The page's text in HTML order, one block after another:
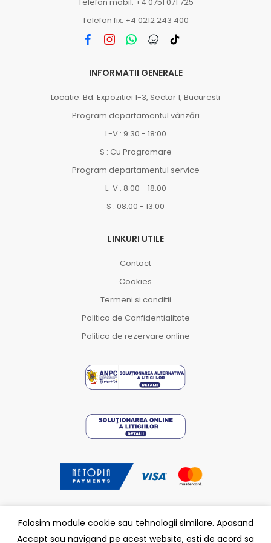
Telefon fix: +4 0212 243 400
INFORMATII GENERALE
Locatie: Bd. Expozitiei 1-3, Sector 1, Bucuresti
Program departamentul vânzări
L-V : 9:30 - 18:00
S : Cu Programare
Program departamentul service
L-V : 8:00 - 18:00
S : 08:00 - 13:00
LINKURI UTILE
Contact
Cookies
Termeni si conditii
Politica de Confidentialitate
Politica de rezervare online
Folosim module cookie sau tehnologii similare. Apasand
Accept sau navigand pe acest website, esti de acord sa